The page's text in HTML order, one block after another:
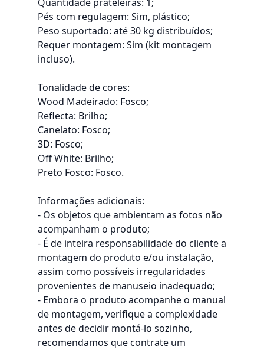
Pés com regulagem: Sim, plástico;
Peso suportado: até 30 kg distribuídos;
Requer montagem: Sim (kit montagem
incluso).
Tonalidade de cores:
Wood Madeirado: Fosco;
Reflecta: Brilho;
Canelato: Fosco;
3D: Fosco;
Off White: Brilho;
Preto Fosco: Fosco.
Informações adicionais:
- Os objetos que ambientam as fotos não
acompanham o produto;
- É de inteira responsabilidade do cliente a
montagem do produto e/ou instalação,
assim como possíveis irregularidades
provenientes de manuseio inadequado;
- Embora o produto acompanhe o manual
de montagem, verifique a complexidade
antes de decidir montá-lo sozinho,
recomendamos que contrate um